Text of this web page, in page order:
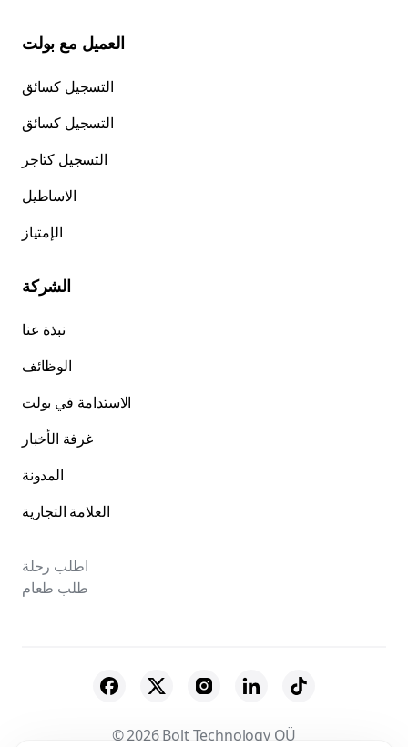
العميل مع بولت
التسجيل كسائق
التسجيل كسائق
التسجيل كتاجر
الاساطيل
الإمتياز
الشركة
نبذة عنا
الوظائف
الاستدامة في بولت
غرفة الأخبار
المدونة
العلامة التجارية
اطلب رحلة
طلب طعام
© 2026 Bolt Technology OÜ